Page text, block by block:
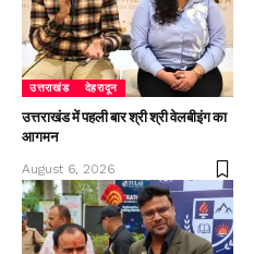
उत्तराखंड देहरादून
उत्तराखंड में पहली बार श्री श्री वेलबीइंग का
आगमन
August 6, 2026